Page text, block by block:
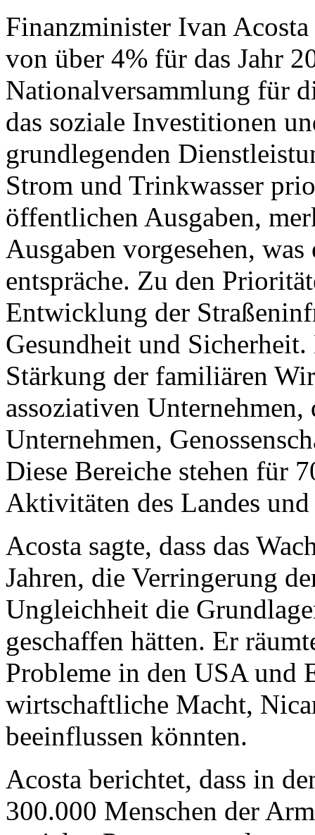
Finanzminister Ivan
von über 4% für das Jahr
Nationalversammlung für
das soziale Investitionen
grundlegenden
Strom und Trinkwasser
öffentlichen Ausgaben,
Ausgaben vorgesehen,
entspräche. Zu den
Entwicklung der
Gesundheit und
Stärkung der familiären
assoziativen
Unternehmen,
Diese Bereiche stehen für
Aktivitäten des Landes
Acosta sagte, dass das
Jahren, die Verringerung
Ungleichheit die
geschaffen hätten. Er
Probleme in den USA und
wirtschaftliche Macht,
beeinflussen könnten.
Acosta berichtet, dass in
300.000 Menschen der